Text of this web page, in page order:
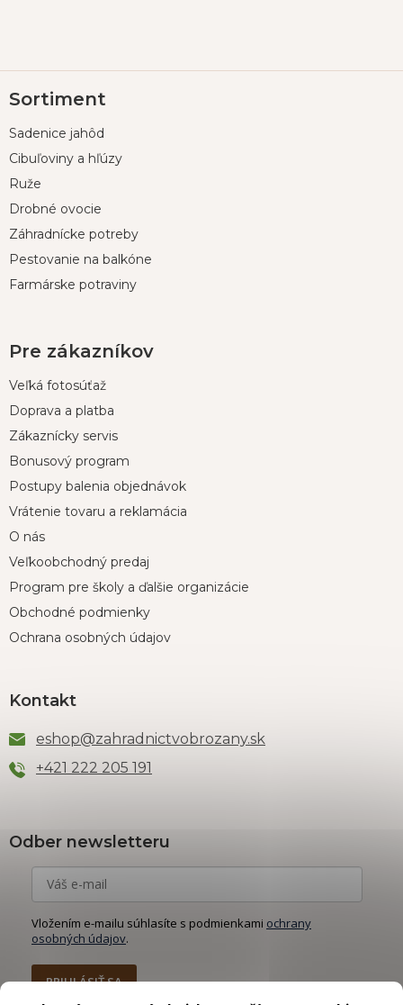
á
ä
Sortiment
Sadenice jahôd
Cibuľoviny a hľúzy
Ruže
Drobné ovocie
Záhradnícke potreby
Pestovanie na balkóne
Farmárske potraviny
Pre zákazníkov
Veľká fotosúťaž
Doprava a platba
Zákaznícky servis
Bonusový program
Postupy balenia objednávok
Vrátenie tovaru a reklamácia
O nás
Veľkoobchodný predaj
Program pre školy a ďalšie organizácie
Obchodné podmienky
Ochrana osobných údajov
Kontakt
eshop@zahradnictvobrozany.sk
+421 222 205 191
Odber newsletteru
Vložením e-mailu súhlasíte s podmienkami ochrany
osobných údajov.
PRIHLÁSIŤ SA